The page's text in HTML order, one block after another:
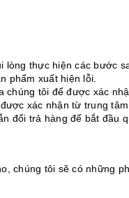
lòng thực hiện các bước
phẩm xuất hiện lỗi.
tôi để được xác
xác nhận từ trung
đổi trả hàng để bắt đầu
chúng tôi sẽ có những